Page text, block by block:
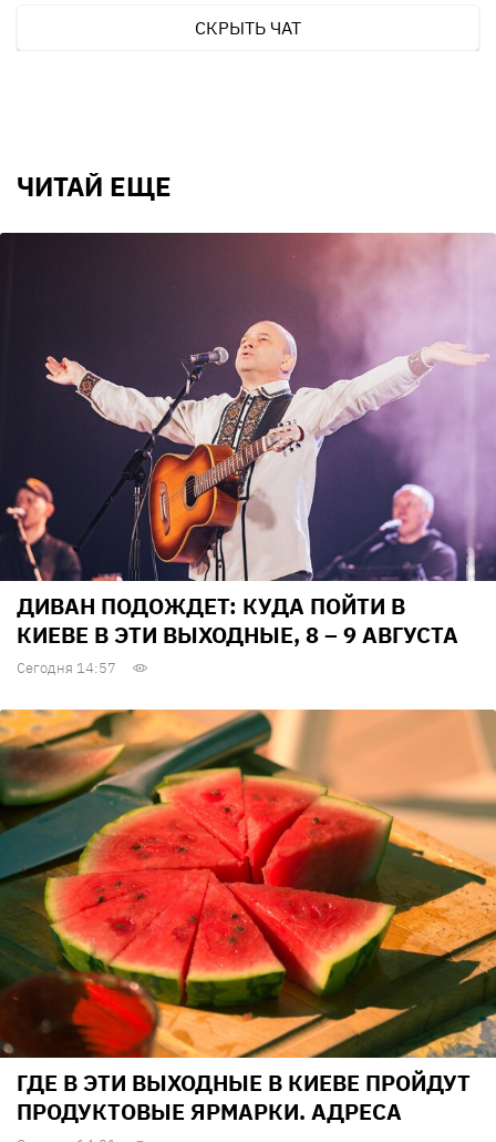
СКРЫТЬ ЧАТ
ЧИТАЙ ЕЩЕ
ДИВАН ПОДОЖДЕТ: КУДА ПОЙТИ В
КИЕВЕ В ЭТИ ВЫХОДНЫЕ, 8 – 9 АВГУСТА
Сегодня 14:57
ГДЕ В ЭТИ ВЫХОДНЫЕ В КИЕВЕ ПРОЙДУТ
ПРОДУКТОВЫЕ ЯРМАРКИ. АДРЕСА